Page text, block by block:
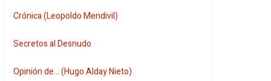
Crónica (Leopoldo Mendivil)
Secretos al Desnudo
Opinión de... (Hugo Alday Nieto)